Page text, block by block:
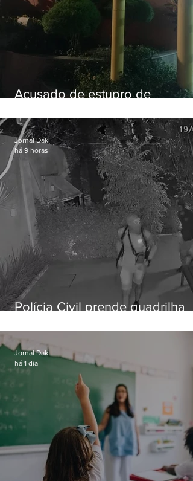
Acusado de estupro de
Polícia Civil prende quadrilha
residências de luxo no Rio
Jornal Daki
há 9 horas
Jornal Daki
há 1 dia